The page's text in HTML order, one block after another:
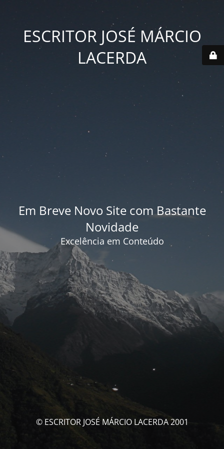
ESCRITOR JOSÉ MÁRCIO
LACERDA
Em Breve Novo Site com Bastante
Novidade
Excelência em Conteúdo
© ESCRITOR JOSÉ MÁRCIO LACERDA 2001